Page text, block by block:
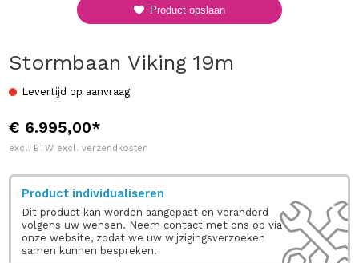
Stormbaan Viking 19m
Levertijd op aanvraag
€ 6.995,00*
excl. BTW excl. verzendkosten
Product individualiseren
Dit product kan worden aangepast en veranderd
volgens uw wensen. Neem contact met ons op via
onze website, zodat we uw wijzigingsverzoeken
samen kunnen bespreken.
Product opslaan